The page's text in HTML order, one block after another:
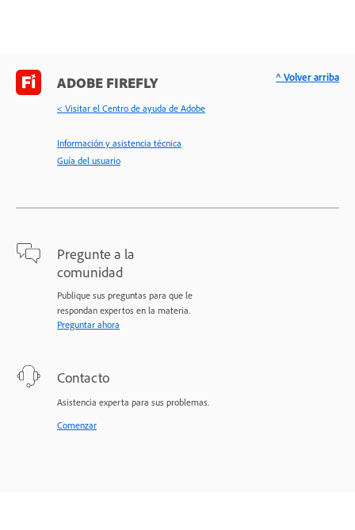
ADOBE FIREFLY
< Visitar el Centro de ayuda de Adobe
Información y asistencia técnica
Guía del usuario
Pregunte a la
comunidad
Publique sus preguntas para que le
respondan expertos en la materia.
Preguntar ahora
Contacto
Asistencia experta para sus problemas.
Comenzar
^ Volver arriba